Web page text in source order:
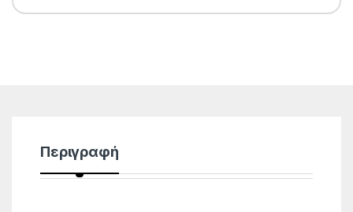
Περιγραφή